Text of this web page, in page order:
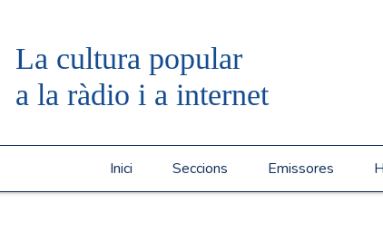
La cultura popular
a la ràdio i a internet
Inici Seccions Emissores